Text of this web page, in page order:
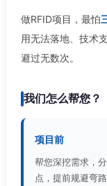
做RFID项目，最怕
用无法落地、技术
避过无数次。
我们怎么帮您？
项目前
帮您深挖需求，
点，提前规避弯